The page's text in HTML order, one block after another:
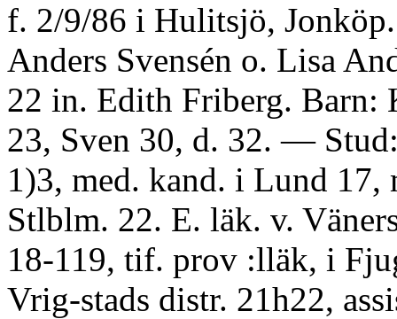
f. 2/9/86 i Hulitsjö,
Anders Svensén o. Lisa
22 in. Edith Friberg. Barn:
23, Sven 30, d. 32. —
1)3, med. kand. i Lund 17,
Stlblm. 22. E. läk. v.
18-119, tif. prov :lläk, i
Vrig-stads distr. 21h22,